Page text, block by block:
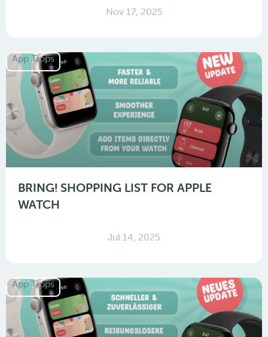
Nov 17, 2025
App Tipps
BRING! SHOPPING LIST FOR APPLE
WATCH
Jul 14, 2025
App Tipps